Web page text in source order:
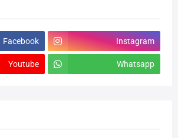
Facebook Instagram
Youtube Whatsapp